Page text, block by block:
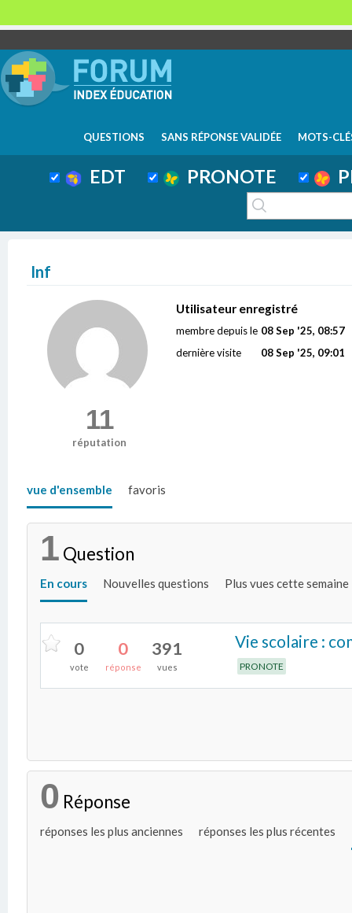
QUESTIONS SANS RÉPONSE VALIDÉE MOTS-
EDT PRONOTE
Inf
11
réputation
Utilisateur enregistré
membre depuis le 08 Sep '25, 08:57
dernière visite
08 Sep '25, 09:01
vue d'ensemble favoris
1 Question
En cours Nouvelles questions Plus vues cette semaine
0
vote
0
réponse
391
vues
Vie scolaire :
PRONOTE
0 Réponse
réponses les plus anciennes réponses les plus récentes